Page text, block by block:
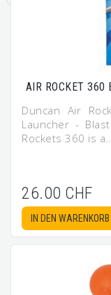
AIR ROCKET 360
Duncan Air
Launcher -
Rockets 360 is
26.00 CHF
IN DEN WARENKORB